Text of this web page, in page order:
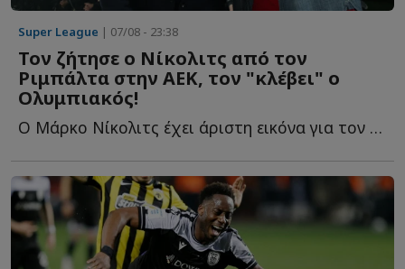
Super League | 07/08 - 23:38
Τον ζήτησε ο Νίκολιτς από τον
Ριμπάλτα στην ΑΕΚ, τον "κλέβει" ο
Ολυμπιακός!
Ο Μάρκο Νίκολιτς έχει άριστη εικόνα για τον παίκτη κ...